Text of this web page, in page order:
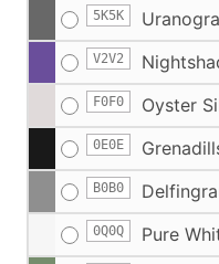
5K5K
V2V2
F0F0 Oyster
0E0E
B0B0
0Q0Q Pure